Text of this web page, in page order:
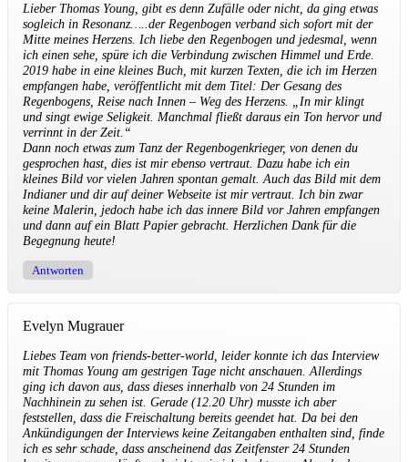
Lieber Thomas Young, gibt es denn Zufälle oder nicht, da ging etwas
sogleich in Resonanz…..der Regenbogen verband sich sofort mit der
Mitte meines Herzens. Ich liebe den Regenbogen und jedesmal, wenn
ich einen sehe, spüre ich die Verbindung zwischen Himmel und Erde.
2019 habe in eine kleines Buch, mit kurzen Texten, die ich im Herzen
empfangen habe, veröffentlicht mit dem Titel: Der Gesang des
Regenbogens, Reise nach Innen – Weg des Herzens. „In mir klingt
und singt ewige Seligkeit. Manchmal fließt daraus ein Ton hervor und
verrinnt in der Zeit.“
Dann noch etwas zum Tanz der Regenbogenkrieger, von denen du
gesprochen hast, dies ist mir ebenso vertraut. Dazu habe ich ein
kleines Bild vor vielen Jahren spontan gemalt. Auch das Bild mit dem
Indianer und dir auf deiner Webseite ist mir vertraut. Ich bin zwar
keine Malerin, jedoch habe ich das innere Bild vor Jahren empfangen
und dann auf ein Blatt Papier gebracht. Herzlichen Dank für die
Begegnung heute!
Antworten
Evelyn Mugrauer
Liebes Team von friends-better-world, leider konnte ich das Interview
mit Thomas Young am gestrigen Tage nicht anschauen. Allerdings
ging ich davon aus, dass dieses innerhalb von 24 Stunden im
Nachhinein zu sehen ist. Gerade (12.20 Uhr) musste ich aber
feststellen, dass die Freischaltung bereits geendet hat. Da bei den
Ankündigungen der Interviews keine Zeitangaben enthalten sind, finde
ich es sehr schade, dass anscheinend das Zeitfenster 24 Stunden